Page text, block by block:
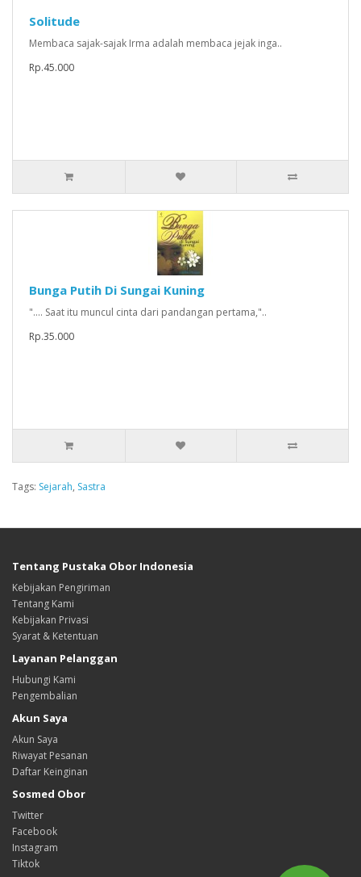
Solitude
Membaca sajak-sajak Irma adalah membaca jejak inga..
Rp.45.000
Bunga Putih Di Sungai Kuning
"…. Saat itu muncul cinta dari pandangan pertama,"..
Rp.35.000
Tags: Sejarah, Sastra
Tentang Pustaka Obor Indonesia
Kebijakan Pengiriman
Tentang Kami
Kebijakan Privasi
Syarat & Ketentuan
Layanan Pelanggan
Hubungi Kami
Pengembalian
Akun Saya
Akun Saya
Riwayat Pesanan
Daftar Keinginan
Sosmed Obor
Twitter
Facebook
Instagram
Tiktok